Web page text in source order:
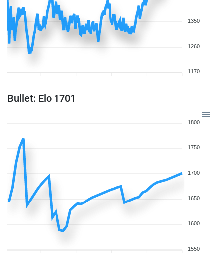
1350
1260
1170
Bullet: Elo 1701
1800
1750
1700
1650
1600
1550